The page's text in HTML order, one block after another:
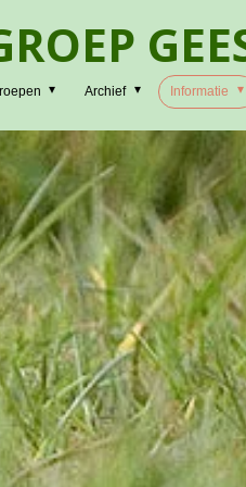
Archief Informatie